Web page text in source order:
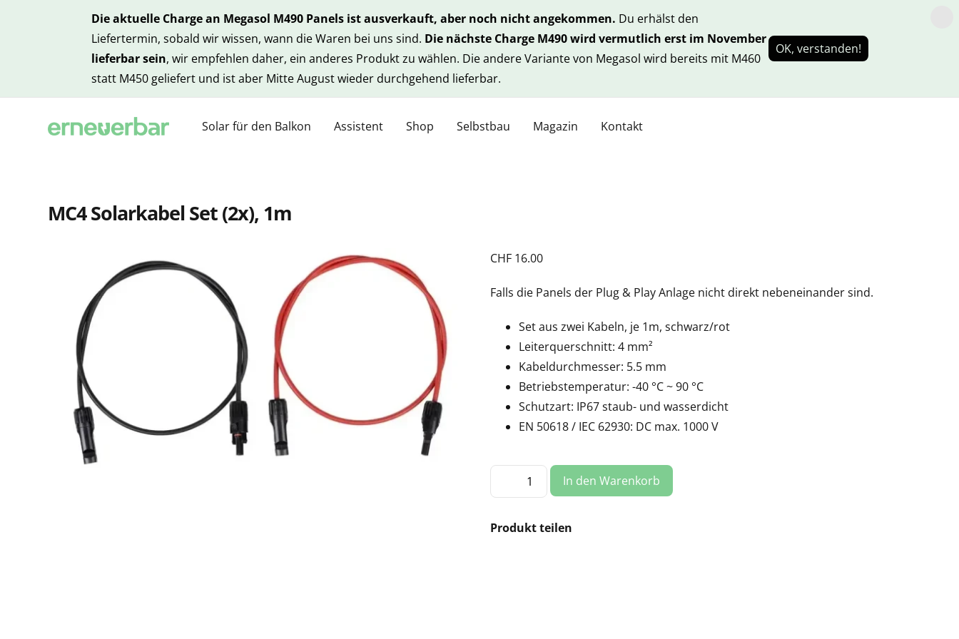
Die aktuelle Charge an Megasol M490 Panels ist ausverkauft, aber noch nicht angekommen. Du erhälst den
Liefertermin, sobald wir wissen, wann die Waren bei uns sind. Die nächste Charge M490 wird vermutlich erst im November
lieferbar sein, wir empfehlen daher, ein anderes Produkt zu wählen. Die andere Variante von Megasol wird bereits mit M460
statt M450 geliefert und ist aber Mitte August wieder durchgehend lieferbar.
OK, verstanden!
Solar für den Balkon Assistent Shop Selbstbau Magazin Kontakt
MC4 Solarkabel Set (2x), 1m
CHF 16.00
Falls die Panels der Plug & Play Anlage nicht direkt nebeneinander sind.
Set aus zwei Kabeln, je 1m, schwarz/rot
Leiterquerschnitt: 4 mm²
Kabeldurchmesser: 5.5 mm
Betriebstemperatur: -40 °C ~ 90 °C
Schutzart: IP67 staub- und wasserdicht
EN 50618 / IEC 62930: DC max. 1000 V
MC4
Solarkabel
Set
Menge
In den Warenkorb
Produkt teilen